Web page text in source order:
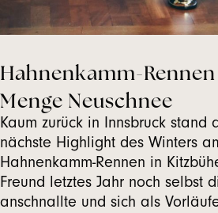
Hahnenkamm-
Menge Neuschnee
Kaum zurück in Innsbruck stand
nächste Highlight des Winters
Hahnenkamm-Rennen in
Freund letztes Jahr noch selbst
anschnallte und sich als